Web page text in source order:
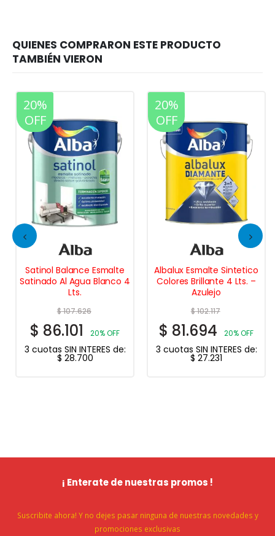
20%
OFF
Satinol Balance Esmalte
Satinado Al Agua Blanco 4
Lts.
$107.626
$ 86.101 20% OFF
3 cuotas SIN INTERES de:
$ 28.700
20%
OFF
Albalux Esmalte Sintetico
Colores Brillante 4 Lts. –
Azulejo
$102.117
$ 81.694 20% OFF
3 cuotas SIN INTERES de:
$ 27.231
¡ Enterate de nuestras promos !
Suscribite ahora! Y no dejes pasar ninguna de nuestras novedades y
promociones exclusivas